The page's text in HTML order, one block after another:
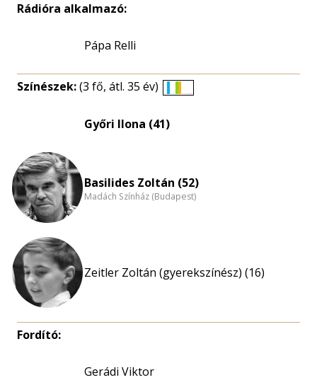
Rádióra alkalmazó:
Pápa Relli
Színészek:(3 fő, átl. 35 év)
Győri Ilona (41)
Basilides Zoltán (52)
Madách Színház (Budapest)
Zeitler Zoltán (gyerekszínész) (16)
Fordító:
Gerádi Viktor